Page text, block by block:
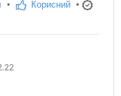
• Корисний •